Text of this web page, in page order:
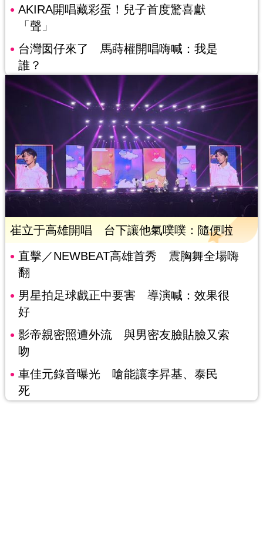
AKIRA開唱藏彩蛋！兒子首度驚喜獻
「聲」
台灣囡仔來了 馬蒔權開唱嗨喊：我是
誰？
崔立于高雄開唱 台下讓他氣噗噗：隨便啦
直擊／NEWBEAT高雄首秀 震胸舞全場嗨
翻
男星拍足球戲正中要害 導演喊：效果很
好
影帝親密照遭外流 與男密友臉貼臉又索
吻
車佳元錄音曝光 嗆能讓李昇基、泰民
死